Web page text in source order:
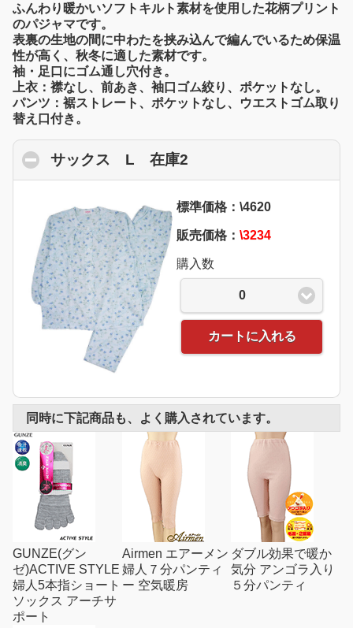
ふんわり暖かいソフトキルト素材を使用した花柄プリント
のパジャマです。
表裏の生地の間に中わたを挟み込んで編んでいるため保温
性が高く、秋冬に適した素材です。
袖・足口にゴム通し穴付き。
上衣：襟なし、前あき、袖口ゴム絞り、ポケットなし。
パンツ：裾ストレート、ポケットなし、ウエストゴム取り
替え口付き。
サックス L 在庫2
標準価格：\4620
販売価格： \3234
購入数
0
カートに入れる
同時に下記商品も、よく購入されています。
GUNZE(グン
ゼ)ACTIVE STYLE
婦人5本指ショート
ソックス アーチサ
ポート
Airmen エアーメン
婦人７分パンティ
ー 空気暖房
ダブル効果で暖か
気分 アンゴラ入り
５分パンティ